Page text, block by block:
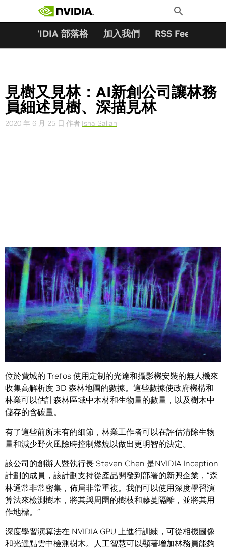
Toggle
Search
NVIDIA 部落格 加入我們 RSS Feeds
見樹又見林：AI新創公司讓林務
員細述見樹、深描見林
2020 年 6 月 25 日 作者 Isha Salian
Share
人工智慧新創公司 Trefos 正在幫助林務員了解細節又緃觀全
貌。
位於費城的 Trefos 使用定制的光達和攝影機安裝的無人機來
收集高解析度 3D 森林地圖的數據。這些數據使政府機構和
林業可以估計森林區域中木材和生物量的數量，以及樹木中
儲存的含碳量。
有了這些前所未有的細節，林業工作者可以在評估清除生物
量和減少野火風險時控制燃燒以做出更明智的決定。
該公司的創辦人暨執行長 Steven Chen 是NVIDIA Inception
計劃的成員，該計劃支持從產品開發到部署的新興企業，“森
林通常非常密集，佈局非常重複。我們可以使用深度學習演
算法來檢測樹木，將其與周圍的樹枝和藤蔓隔離，並將其用
作地標。”
深度學習演算法在 NVIDIA GPU 上進行訓練，可從相機圖像
和光達點雲中檢測樹木。人工智慧可以顯著增加林務員能夠